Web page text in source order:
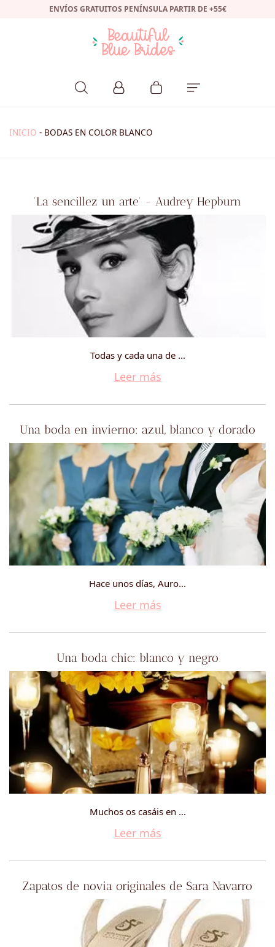
ENVÍOS GRATUITOS PENÍNSULA PARTIR DE +55€
INICIO - BODAS EN COLOR BLANCO
'La sencillez un arte' - Audrey Hepburn
Todas y cada una de ...
Leer más
Una boda en invierno: azul, blanco y dorado
Hace unos días, Auro...
Leer más
Una boda chic: blanco y negro
Muchos os casáis en ...
Leer más
Zapatos de novia originales de Sara Navarro